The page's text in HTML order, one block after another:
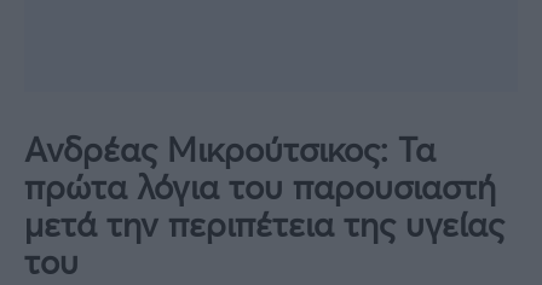
Ανδρέας Μικρούτσικος: Τα
πρώτα λόγια του παρουσιαστή
μετά την περιπέτεια της υγείας
του